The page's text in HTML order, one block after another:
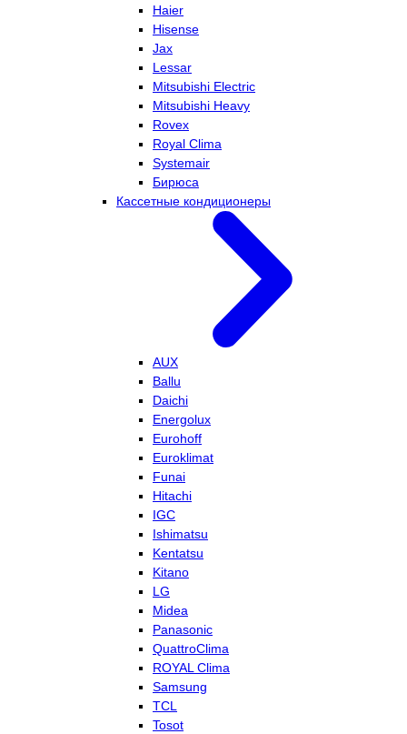
Haier
Hisense
Jax
Lessar
Mitsubishi Electric
Mitsubishi Heavy
Rovex
Royal Clima
Systemair
Бирюса
Кассетные кондиционеры
AUX
Ballu
Daichi
Energolux
Eurohoff
Euroklimat
Funai
Hitachi
IGC
Ishimatsu
Kentatsu
Kitano
LG
Midea
Panasonic
QuattroClima
ROYAL Clima
Samsung
TCL
Tosot